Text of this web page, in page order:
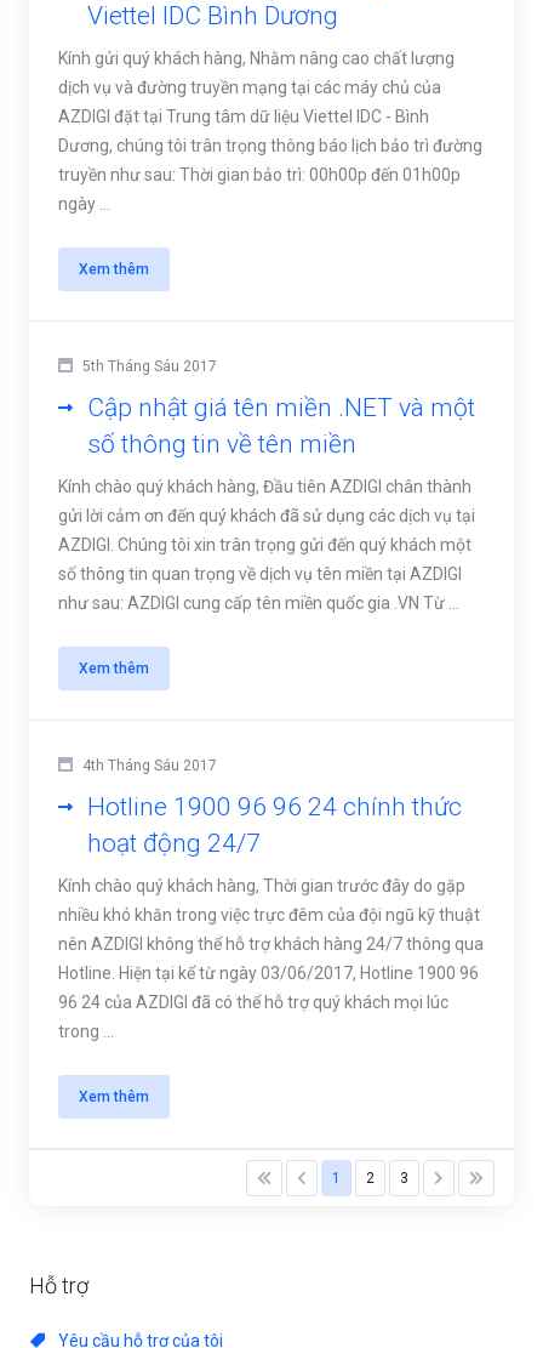
Hỗ trợ
Yêu cầu hỗ trợ của tôi
Viettel IDC Bình Dương
Kính gửi quý khách hàng, Nhằm nâng cao chất lượng
dịch vụ và đường truyền mạng tại các máy chủ của
AZDIGI đặt tại Trung tâm dữ liệu Viettel IDC - Bình
Dương, chúng tôi trân trọng thông báo lịch bảo trì đường
truyền như sau: Thời gian bảo trì: 00h00p đến 01h00p
ngày ...
Xem thêm
5th Tháng Sáu 2017
Cập nhật giá tên miền .NET và một
số thông tin về tên miền
Kính chào quý khách hàng, Đầu tiên AZDIGI chân thành
gửi lời cảm ơn đến quý khách đã sử dụng các dịch vụ tại
AZDIGI. Chúng tôi xin trân trọng gửi đến quý khách một
số thông tin quan trọng về dịch vụ tên miền tại AZDIGI
như sau: AZDIGI cung cấp tên miền quốc gia .VN Từ ...
Xem thêm
4th Tháng Sáu 2017
Hotline 1900 96 96 24 chính thức
hoạt động 24/7
Kính chào quý khách hàng, Thời gian trước đây do gặp
nhiều khó khăn trong việc trực đêm của đội ngũ kỹ thuật
nên AZDIGI không thể hỗ trợ khách hàng 24/7 thông qua
Hotline. Hiện tại kể từ ngày 03/06/2017, Hotline 1900 96
96 24 của AZDIGI đã có thể hỗ trợ quý khách mọi lúc
trong ...
Xem thêm
1 2 3